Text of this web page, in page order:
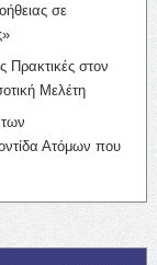
σε
Πρακτικές στον
Μελέτη
Ατόμων που